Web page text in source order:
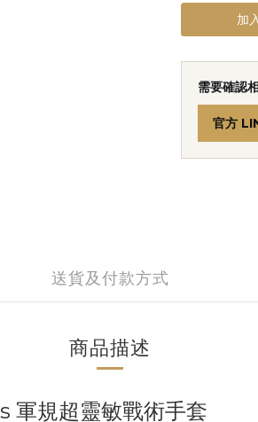
加
需要確認
官方
送貨及付款方式
商品描述
規超靈敏戰術手套